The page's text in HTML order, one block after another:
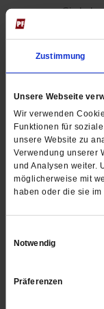
Zustimmung
Unsere Webseite
Wir verwenden
Funktionen für
unsere Website zu
Verwendung unserer
und Analysen weiter.
möglicherweise mit
haben oder die sie
Notwendig
Präferenzen
Sie
Kommentare
Ihre E-
(wird nicht angezeigt)